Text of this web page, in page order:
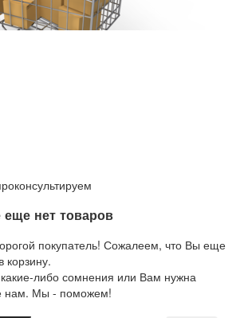
нет товаров
покупатель! Сожалеем, что Вы еще
корзину.
либо сомнения или Вам нужна
нам. Мы - поможем!